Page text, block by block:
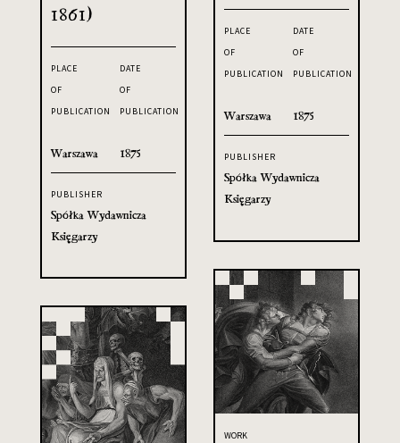
PLACE
OF
PUBLICATION
Warszawa
DATE
OF
PUBLICATION
1875
PUBLISHER
Spółka Wydawnicza
Księgarzy
1861)
PLACE
OF
PUBLICATION
Warszawa
DATE
OF
PUBLICATION
1875
PUBLISHER
Spółka Wydawnicza
Księgarzy
WORK